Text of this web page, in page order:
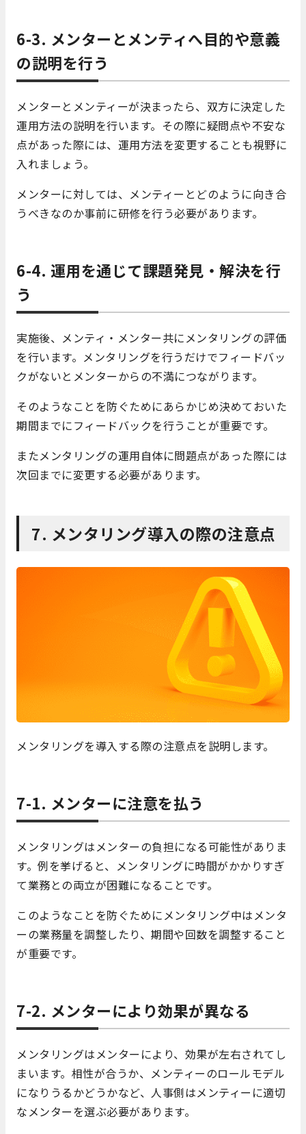
6-3. メンターとメンティへ目的や意義
の説明を行う
メンターとメンティーが決まったら、双方に決定した
運用方法の説明を行います。その際に疑問点や不安な
点があった際には、運用方法を変更することも視野に
入れましょう。
メンターに対しては、メンティーとどのように向き合
うべきなのか事前に研修を行う必要があります。
6-4. 運用を通じて課題発見・解決を行
う
実施後、メンティ・メンター共にメンタリングの評価
を行います。メンタリングを行うだけでフィードバッ
クがないとメンターからの不満につながります。
そのようなことを防ぐためにあらかじめ決めておいた
期間までにフィードバックを行うことが重要です。
またメンタリングの運用自体に問題点があった際には
次回までに変更する必要があります。
7. メンタリング導入の際の注意点
メンタリングを導入する際の注意点を説明します。
7-1. メンターに注意を払う
メンタリングはメンターの負担になる可能性がありま
す。例を挙げると、メンタリングに時間がかかりすぎ
て業務との両立が困難になることです。
このようなことを防ぐためにメンタリング中はメンタ
ーの業務量を調整したり、期間や回数を調整すること
が重要です。
7-2. メンターにより効果が異なる
メンタリングはメンターにより、効果が左右されてし
まいます。相性が合うか、メンティーのロールモデル
になりうるかどうかなど、人事側はメンティーに適切
なメンターを選ぶ必要があります。